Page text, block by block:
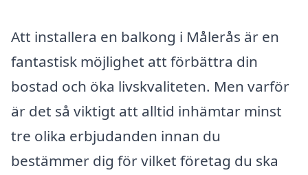
Att installera en balkong i Målerås är en
fantastisk möjlighet att förbättra din
bostad och öka livskvaliteten. Men varför
är det så viktigt att alltid inhämtar minst
tre olika erbjudanden innan du
bestämmer dig för vilket företag du ska